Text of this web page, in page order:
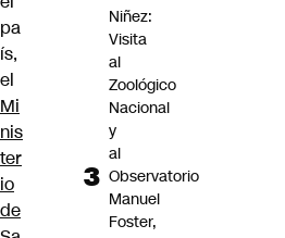
pa
ís,
el
Mi
nis
ter
io
de
Niñez:
Visita
al
Zoológico
Nacional
y
al
Observatorio
Manuel
Foster,